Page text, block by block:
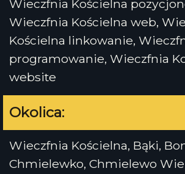
Wieczfnia Kościelna
Wieczfnia Kościelna web,
Kościelna linkowanie,
programowanie, Wieczfnia
website
Okolica:
Wieczfnia Kościelna, Bąki,
Chmielewko, Chmielewo